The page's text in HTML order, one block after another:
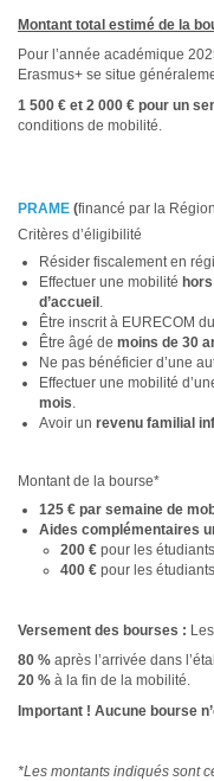
Montant total estimé de la
Pour l’année académique
Erasmus+ se situe
1 500 € et 2 000 € pour un
conditions de mobilité.
PRAME (financé par la
Critères d’éligibilité
Résider fiscalement en
Effectuer une mobilité
d’accueil .
Être inscrit à EURECOM
Être âgé de moins de 30
Ne pas bénéficier d’une
Effectuer une mobilité
mois.
Avoir un revenu familial
Montant de la bourse*
125 € par semaine de
Aides complémentaires
200 € pour les
400 € pour les
Versement des bourses :
80 % après l’arrivée dans
20 % à la fin de la mobilité.
Important ! Aucune bourse
*Les montants indiqués sont